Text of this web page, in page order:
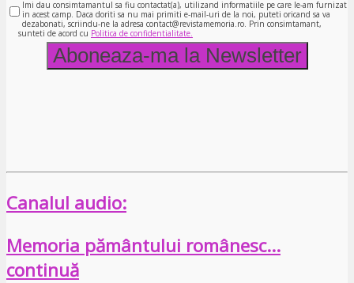
Imi dau consimtamantul sa fiu contactat(a), utilizand informatiile pe care le-am furnizat
in acest camp. Daca doriti sa nu mai primiti e-mail-uri de la noi, puteti oricand sa va
dezabonati, scriindu-ne la adresa contact@revistamemoria.ro. Prin consimtamant,
sunteti de acord cu Politica de confidentialitate.
Canalul audio:
Memoria pământului românesc…
continuă